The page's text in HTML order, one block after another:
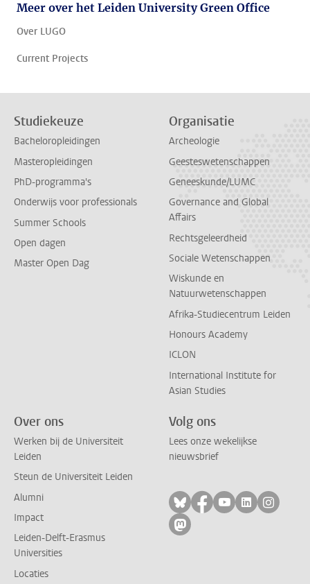
Meer over het Leiden University Green Office
Over LUGO
Current Projects
Studiekeuze
Bacheloropleidingen
Masteropleidingen
PhD-programma's
Onderwijs voor professionals
Summer Schools
Open dagen
Master Open Dag
Organisatie
Archeologie
Geesteswetenschappen
Geneeskunde/LUMC
Governance and Global
Affairs
Rechtsgeleerdheid
Sociale Wetenschappen
Wiskunde en
Natuurwetenschappen
Afrika-Studiecentrum Leiden
Honours Academy
ICLON
International Institute for
Asian Studies
Over ons
Werken bij de Universiteit
Leiden
Steun de Universiteit Leiden
Alumni
Impact
Leiden-Delft-Erasmus
Universities
Locaties
Volg ons
Lees onze wekelijkse
nieuwsbrief
Volg ons op bluesky
Volg ons op
Volg ons op
Volg ons
Volg
Volg ons op mastodon